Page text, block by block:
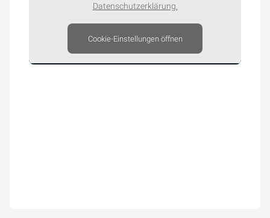
Datenschutzerklärung.
Cookie-Einstellungen öffnen